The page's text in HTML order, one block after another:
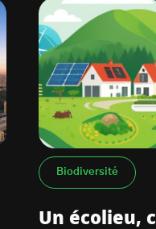
Biodiversité
Un écolieu,